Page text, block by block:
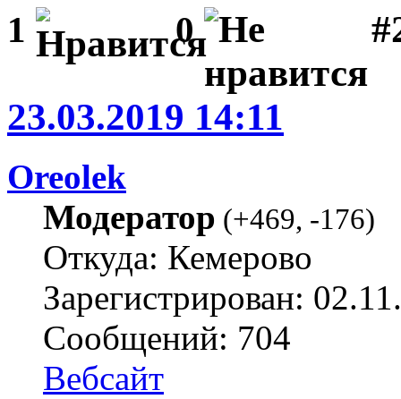
1 0
23.03.2019 14:11
Oreolek
Модератор (+469, -176)
Откуда: Кемерово
Зарегистрирован:
Сообщений: 704
Вебсайт